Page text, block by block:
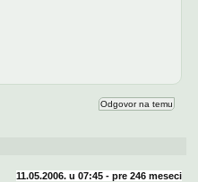
Odgovor na temu
11.05.2006. u 07:45 - pre 246 meseci